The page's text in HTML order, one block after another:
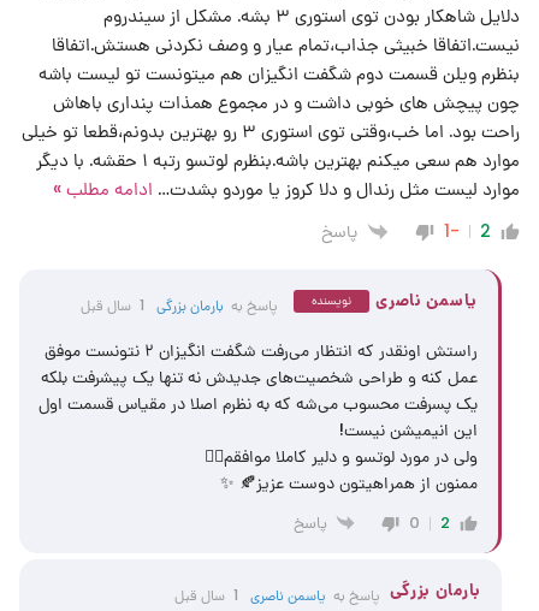
دلایل شاهکار بودن توی استوری ۳ بشه. مشکل از سیندروم
نیست.اتفاقا خبیثی جذاب،تمام عیار و وصف نکردنی هستش.اتفاقا
بنظرم ویلن قسمت دوم شگفت انگیزان هم میتونست تو لیست باشه
چون پیچش های خوبی داشت و در مجموع همذات پنداری باهاش
راحت بود. اما خب،وقتی توی استوری ۳ رو بهترین بدونم،قطعا تو خیلی
موارد هم سعی میکنم بهترین باشه.بنظرم لوتسو رتبه ۱ حقشه. با دیگر
موارد لیست مثل رندال و دلا کروز یا موردو بشدت… ادامه مطلب »
2
-1 پاسخ
یاسمن ناصری نویسنده پاسخ به بارمان بزرگی 1 سال قبل
راستش اونقدر که انتظار می‌رفت شگفت‌‌ انگیزان ۲ نتونست موفق
عمل کنه و طراحی شخصیت‌های جدیدش نه تنها یک پیشرفت بلکه
یک پسرفت محسوب می‌شه که به نظرم اصلا در مقیاس قسمت اول
این انیمیشن نیست!
ولی در مورد لوتسو و دلیر کاملا موافقم👌🏻
ممنون از همراهیتون دوست عزیز🍂 ✨
2
0 پاسخ
بارمان بزرگی پاسخ به یاسمن ناصری 1 سال قبل